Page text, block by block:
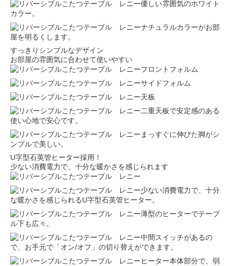
優しい雰囲気のホワイト
カラー。
ナチュラルカラーがお部
屋を明るくします。
すっきりシンプルなデザイン
お部屋の雰囲気に合わせて使いやすい
フロントフォルム
サイドフォルム
天板
二重天板で安定感のある
使い心地で安心です。
まっすぐに伸びた脚がシ
ンプルで美しい。
U字型石英管ヒーター採用！
少ない消費電力で、十分な暖かさを感じられます
少ない消費電力で、十分
な暖かさを感じられるU字型石英管ヒーター。
薄型のヒーターでテーブ
ル下も広々。
中間スイッチがあるの
で、お手元で「オン/オフ」の切り替えができます。
ヒーター本体部分で、弱